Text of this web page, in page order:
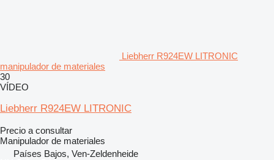
Liebherr R924EW LITRONIC
manipulador de materiales
30
VÍDEO
Liebherr R924EW LITRONIC
Precio a consultar
Manipulador de materiales
Países Bajos, Ven-Zeldenheide